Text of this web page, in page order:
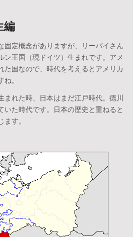
編
固定概念がありますが、リーバイさん
ン王国（現ドイツ）生まれです。アメ
た国なので、時代を考えるとアメリカ
。
まれた時、日本はまだ江戸時代。徳川
いた時代です。日本の歴史と重ねると
す。